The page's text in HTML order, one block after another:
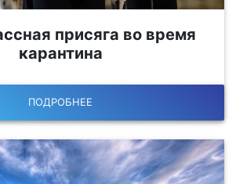
присяга во время
карантина
ПОДРОБНЕЕ